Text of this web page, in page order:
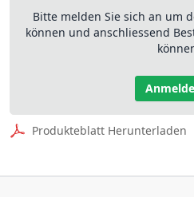
Bitte melden Sie sich an um
können und anschliessend
Produkteblatt Herunterladen